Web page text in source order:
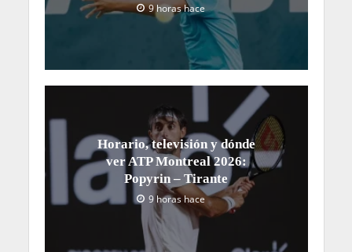
9 horas hace
Horario, televisión y dónde
ver ATP Montreal 2026:
Popyrin – Tirante
9 horas hace